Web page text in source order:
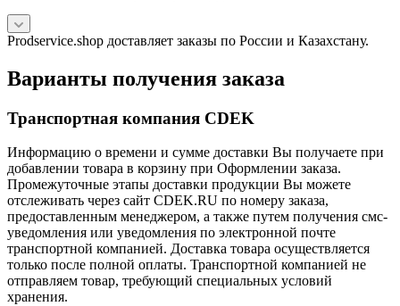
Prodservice.shop доставляет заказы по России и Казахстану.
Варианты получения заказа
Транспортная компания CDEK
Информацию о времени и сумме доставки Вы получаете при
добавлении товара в корзину при Оформлении заказа.
Промежуточные этапы доставки продукции Вы можете
отслеживать через сайт CDEK.RU по номеру заказа,
предоставленным менеджером, а также путем получения смс-
уведомления или уведомления по электронной почте
транспортной компанией. Доставка товара осуществляется
только после полной оплаты. Транспортной компанией не
отправляем товар, требующий специальных условий
хранения.